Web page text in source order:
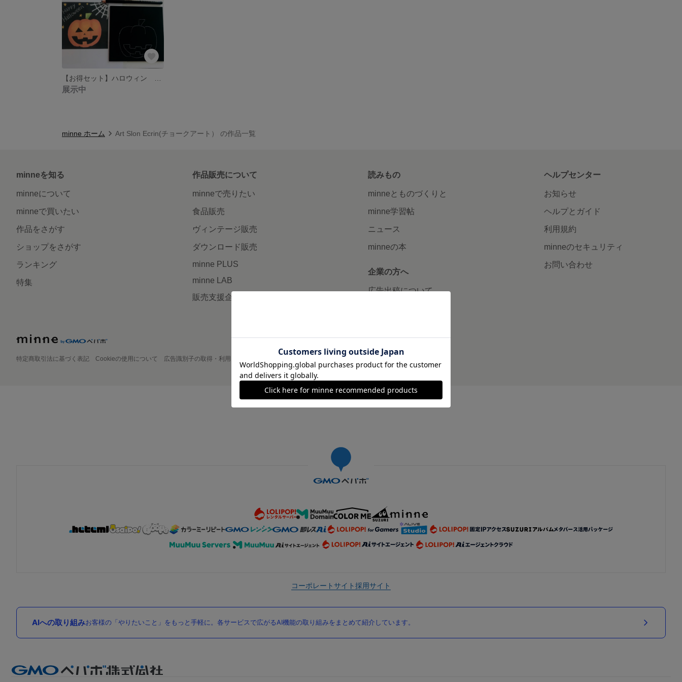
展示中
minne ホーム Art Slon Ecrin(チョークアート） の作品一覧
minneを知る
minneについて
minneで買いたい
作品をさがす
ショップをさがす
ランキング
特集
作品販売について
minneで売りたい
食品販売
ヴィンテージ販売
ダウンロード販売
minne PLUS
minne LAB
販売支援企画・イベント
読みもの
minneとものづくりと
minne学習帖
ニュース
minneの本
企業の方へ
広告出稿について
ヘルプセンター
お知らせ
ヘルプとガイド
利用規約
minneのセキュリティ
お問い合わせ
特定商取引法に基づく表記 Cookieの使用について 広告識別子の取得・利用 採用情報 メディアキット
©GMO Pepabo, Inc. All rights reserved.
コーポレートサイト採用サイト
AIへの取り組みお客様の「やりたいこと」をもっと手軽に。各サービスで広がるAI機能の取り組みをまとめて紹介しています。